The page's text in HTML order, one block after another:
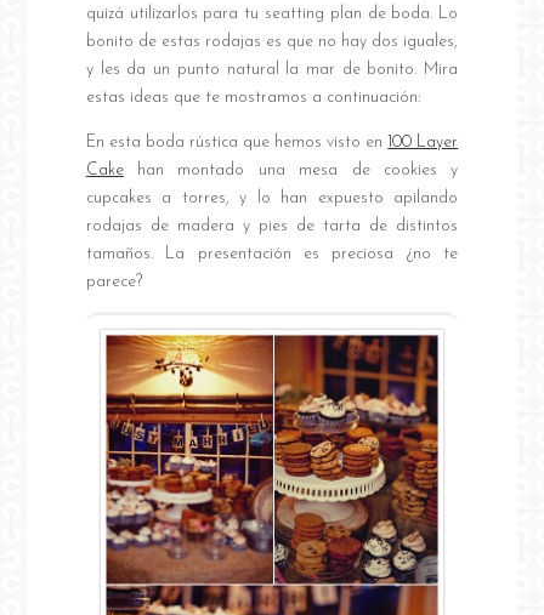
quizá utilizarlos para tu seatting plan de boda. Lo
bonito de estas rodajas es que no hay dos iguales,
y les da un punto natural la mar de bonito. Mira
estas ideas que te mostramos a continuación:
En esta boda rústica que hemos visto en
100 Layer
Cakehan montado una mesa de cookies y
cupcakes a torres, y lo han expuesto apilando
rodajas de madera y pies de tarta de distintos
tamaños. La presentación es preciosa ¿no te
parece?